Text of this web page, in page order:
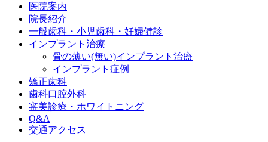
医院案内
院長紹介
一般歯科・小児歯科・妊婦健診
インプラント治療
骨の薄い(無い)インプラント治療
インプラント症例
矯正歯科
歯科口腔外科
審美診療・ホワイトニング
Q&A
交通アクセス